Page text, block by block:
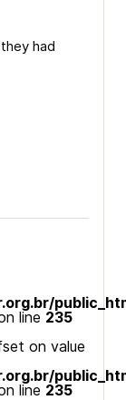
had
line 235
on value
line 235